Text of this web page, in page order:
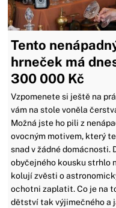
Tento
hrneček má
300 000 Kč
Vzpomenete si ještě na
vám na stole voněla
Možná jste ho pili z
ovocným motivem, který
snad v žádné domácnosti.
obyčejného kousku strhlo
kolují zvěsti o
ochotni zaplatit. Co je na
dětství tak výjimečného a